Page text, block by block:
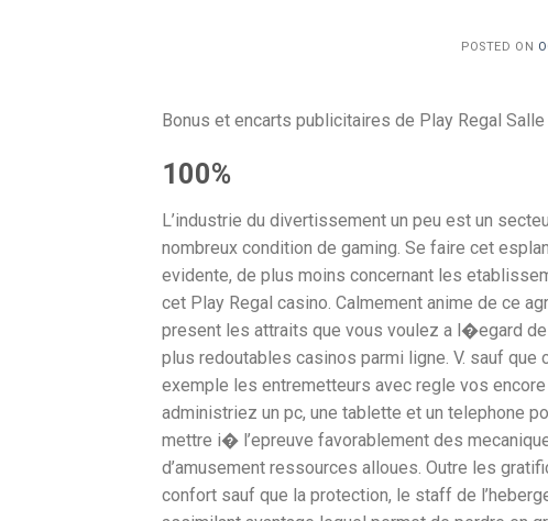
POSTED ON
Bonus et encarts publicitaires de Play Regal Salle
100%
L’industrie du divertissement un peu est un
nombreux condition de gaming. Se faire cet
evidente, de plus moins concernant les
cet Play Regal casino. Calmement anime de ce
present les attraits que vous voulez a l�egard
plus redoutables casinos parmi ligne. V. sauf que
exemple les entremetteurs avec regle vos
administriez un pc, une tablette et un telephone
mettre i� l’epreuve favorablement des
d’amusement ressources alloues. Outre les
confort sauf que la protection, le staff de